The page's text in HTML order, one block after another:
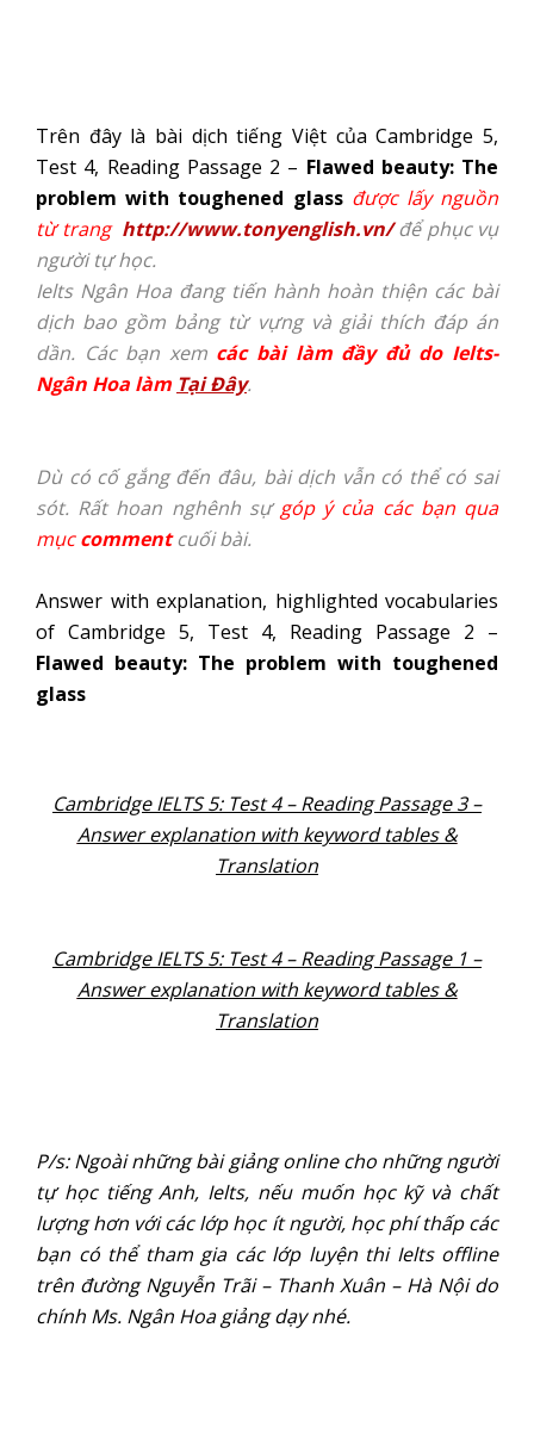
Trên đây là bài dịch tiếng Việt của Cambridge 5,
Test 4, Reading Passage 2 – Flawed beauty: The
problem with toughened glass được lấy nguồn
từ trang http://www.tonyenglish.vn/để phục vụ
người tự học.
Ielts Ngân Hoa đang tiến hành hoàn thiện các bài
dịch bao gồm bảng từ vựng và giải thích đáp án
dần. Các bạn xem các bài làm đầy đủ do Ielts-
Ngân Hoa làm Tại Đây.
Dù có cố gắng đến đâu, bài dịch vẫn có thể có sai
sót. Rất hoan nghênh sự góp ý của các bạn qua
mụccommentcuối bài.
Answer with explanation, highlighted vocabularies
of Cambridge 5, Test 4, Reading Passage 2 –
Flawed beauty: The problem with toughened
glass
Cambridge IELTS 5: Test 4 – Reading Passage 3 –
Answer explanation with keyword tables &
Translation
Cambridge IELTS 5: Test 4 – Reading Passage 1 –
Answer explanation with keyword tables &
Translation
P/s: Ngoài những bài giảng online cho những người
tự học tiếng Anh, Ielts, nếu muốn học kỹ và chất
lượng hơn với các lớp học ít người, học phí thấp các
bạn có thể tham gia các lớp luyện thi Ielts offline
trên đường Nguyễn Trãi – Thanh Xuân – Hà Nội do
chính Ms. Ngân Hoa giảng dạy nhé.